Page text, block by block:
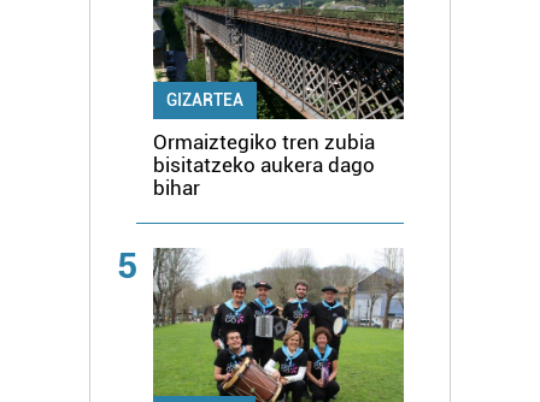
GIZARTEA
Ormaiztegiko tren zubia
bisitatzeko aukera dago
bihar
5